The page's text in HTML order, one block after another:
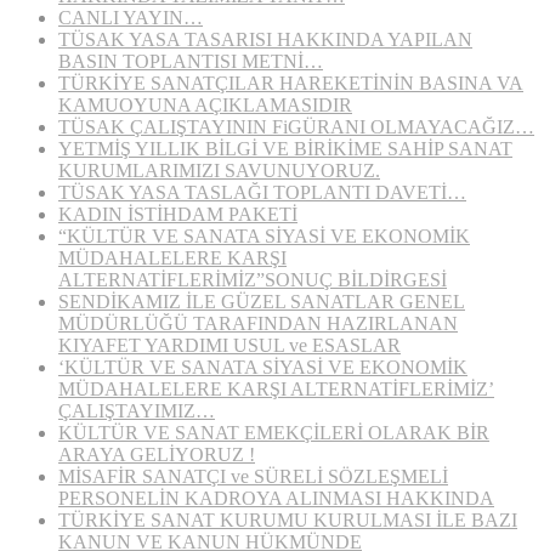
CANLI YAYIN…
TÜSAK YASA TASARISI HAKKINDA YAPILAN
BASIN TOPLANTISI METNİ…
TÜRKİYE SANATÇILAR HAREKETİNİN BASINA VA
KAMUOYUNA AÇIKLAMASIDIR
TÜSAK ÇALIŞTAYININ FiGÜRANI OLMAYACAĞIZ…
YETMİŞ YILLIK BİLGİ VE BİRİKİME SAHİP SANAT
KURUMLARIMIZI SAVUNUYORUZ.
TÜSAK YASA TASLAĞI TOPLANTI DAVETİ…
KADIN İSTİHDAM PAKETİ
“KÜLTÜR VE SANATA SİYASİ VE EKONOMİK
MÜDAHALELERE KARŞI
ALTERNATİFLERİMİZ”SONUÇ BİLDİRGESİ
SENDİKAMIZ İLE GÜZEL SANATLAR GENEL
MÜDÜRLÜĞÜ TARAFINDAN HAZIRLANAN
KIYAFET YARDIMI USUL ve ESASLAR
‘KÜLTÜR VE SANATA SİYASİ VE EKONOMİK
MÜDAHALELERE KARŞI ALTERNATİFLERİMİZ’
ÇALIŞTAYIMIZ…
KÜLTÜR VE SANAT EMEKÇİLERİ OLARAK BİR
ARAYA GELİYORUZ !
MİSAFİR SANATÇI ve SÜRELİ SÖZLEŞMELİ
PERSONELİN KADROYA ALINMASI HAKKINDA
TÜRKİYE SANAT KURUMU KURULMASI İLE BAZI
KANUN VE KANUN HÜKMÜNDE